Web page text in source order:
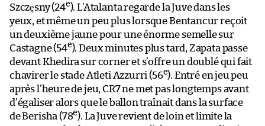
Szczęsny (24e). L’Atalanta regarde la Juve dans les
yeux, et même un peu plus lorsque Bentancur reçoit
un deuxième jaune pour une énorme semelle sur
Castagne (54e). Deux minutes plus tard, Zapata passe
devant Khedira sur corner et s’offre un doublé qui fait
chavirer le stade Atleti Azzurri (56e). Entré en jeu peu
après l’heure de jeu, CR7 ne met pas longtemps avant
d’égaliser alors que le ballon traînait dans la surface
de Berisha (78e). La Juve revient de loin et limite la